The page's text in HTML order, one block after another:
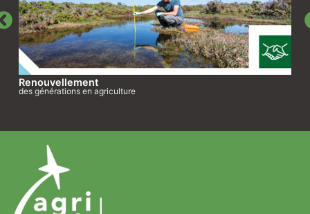
Renouvellement
des générations en agriculture